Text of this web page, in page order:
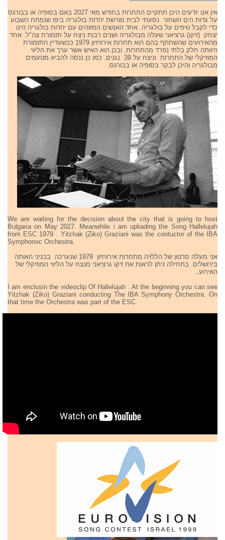
אין אנו יודעים היכן תתקיים התחרות בחודש מאי 2027 באם בסופיה או בבורגס
על גדות הים השחור. נסעתי לבית מורשת יהדות בולגריה ביפו שנפתח השבוע
כדי לקבל טיפים על בולגריה. אחד האנשים המזוהים עם יהדות בולגריה הינו
יצחק (זיקו) גרציאני שעלה מבולגריה ושנים רבות ניצח על תזמורת צה"ל. אחד
מהאירועים שהשתתף בהם הוא תחרות אירוויזיון 1979 ככשעדיין התזמורת
היוותה חלק בלתי נפרד מהתחרות. ובכן הוא האיש אשר ערך את הליווי
המוזיקלי של התחרות וניצח על 39 נגנים. כמו כן ננסה להביא מטעמים
מבולגריה והיכן לבקר בסופיה או בבורגס.
We are waiting for the decision about the city that is going to host
Bulgaria on May 2027. Meanwhile i am upliading the Song Hallelujah
from ESC 1979 . Yitzhak (Ziko) Graziani was the contuctor of the IBA
Symphonoc Orchestra.
אני מעלה סרטון של הללויה מתחרות אירוויזיון 1979 שנערכה בבניני האותה
בירושלים. בתחילה ניתן לראות את זיקו גרציאני מנצח על הליווי המוזיקלי של
האירוע..
I am enclosin the videoclip Of Hallelujah . At the beginning you can see
Yitzhak (Ziko) Graziani conducting The IBA Symphony Orchestra. On
that time the Orchestra was part of the ESC.